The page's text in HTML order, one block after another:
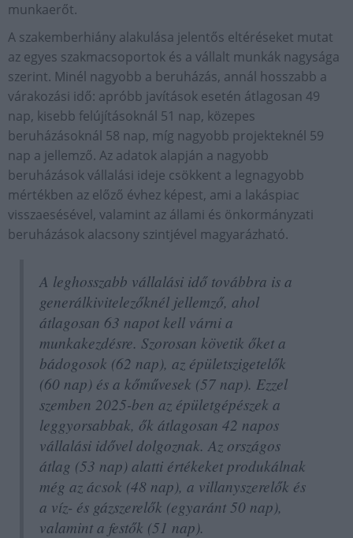
munkaerőt.
A szakemberhiány alakulása jelentős eltéréseket mutat
az egyes szakmacsoportok és a vállalt munkák nagysága
szerint. Minél nagyobb a beruházás, annál hosszabb a
várakozási idő: apróbb javítások esetén átlagosan 49
nap, kisebb felújításoknál 51 nap, közepes
beruházásoknál 58 nap, míg nagyobb projekteknél 59
nap a jellemző. Az adatok alapján a nagyobb
beruházások vállalási ideje csökkent a legnagyobb
mértékben az előző évhez képest, ami a lakáspiac
visszaesésével, valamint az állami és önkormányzati
beruházások alacsony szintjével magyarázható.
A leghosszabb vállalási idő továbbra is a
generálkivitelezőknél jellemző, ahol
átlagosan 63 napot kell várni a
munkakezdésre. Szorosan követik őket a
bádogosok (62 nap), az épületszigetelők
(60 nap) és a kőművesek (57 nap). Ezzel
szemben 2025-ben az épületgépészek a
leggyorsabbak, ők átlagosan 42 napos
vállalási idővel dolgoznak. Az országos
átlag (53 nap) alatti értékeket produkálnak
még az ácsok (48 nap), a villanyszerelők és
a víz- és gázszerelők (egyaránt 50 nap),
valamint a festők (51 nap).